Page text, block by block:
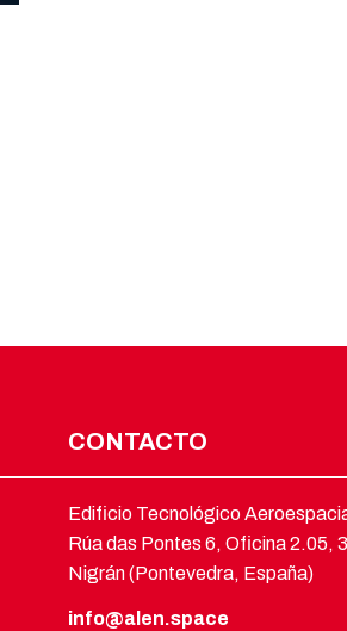
CONTACTO
Edificio Tecnológico
Rúa das Pontes 6, Oficina 2.05,
Nigrán (Pontevedra, España)
info@alen.space